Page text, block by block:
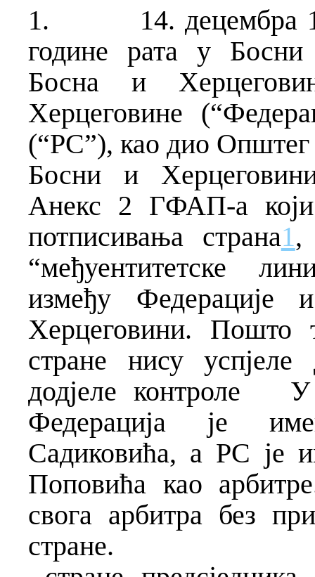
1.
14. децембра
године рата у Босни
Босна и
Херцеговине
(“РС”), као дио Општег
Босни и
Анекс 2 ГФАП-а који
потписивања страна1,
“међуентитетске
између
Херцеговини. Пошто
стране нису
додјеле контроле
У
Федерација је
Садиковића, а РС је
Поповића као
свога арбитра без
стране.